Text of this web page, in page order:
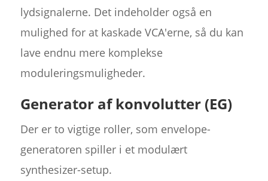
lydsignalerne. Det indeholder også en
mulighed for at kaskade VCA'erne, så du kan
lave endnu mere komplekse
moduleringsmuligheder.
Generator af konvolutter (EG)
Der er to vigtige roller, som envelope-
generatoren spiller i et modulært
synthesizer-setup.